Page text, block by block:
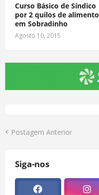
Curso Básico de Síndico
por 2 quilos de alimento
em Sobradinho
Agosto 10, 2015
Postagem Anterior
Siga-nos